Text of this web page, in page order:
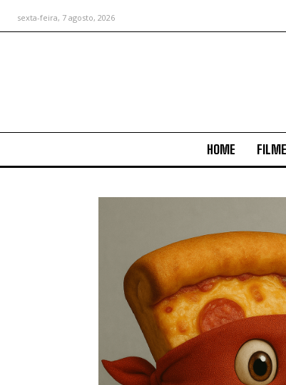
sexta-feira, 7 agosto, 2026
HOME